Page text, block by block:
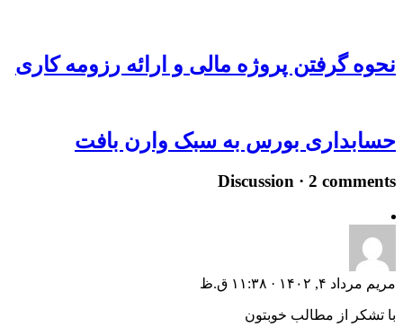
نحوه گرفتن پروژه مالی و ارائه رزومه کاری
حسابداری بورس به سبک وارن بافت
Discussion · 2 comments
مریم مرداد ۴, ۱۴۰۲ · ۱۱:۳۸ ق.ظ
با تشکر از مطالب خوبتون